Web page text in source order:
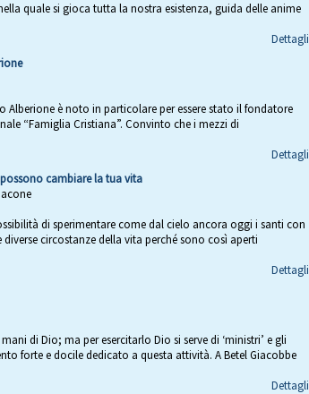
quale si gioca tutta la nostra esistenza, guida delle anime
Dettagli
Alberione è noto in particolare per essere stato il fondatore
“Famiglia Cristiana”. Convinto che i mezzi di
Dettagli
cambiare la tua vita
di sperimentare come dal cielo ancora oggi i santi con
circostanze della vita perché sono così aperti
Dettagli
di Dio; ma per esercitarlo Dio si serve di ‘ministri’ e gli
forte e docile dedicato a questa attività. A Betel Giacobbe
Dettagli